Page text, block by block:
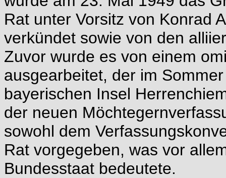
Rat unter Vorsitz von Konrad
verkündet sowie von den
Zuvor wurde es von einem
ausgearbeitet, der im
bayerischen Insel
der neuen
sowohl dem
Rat vorgegeben, was vor
Bundesstaat bedeutete.